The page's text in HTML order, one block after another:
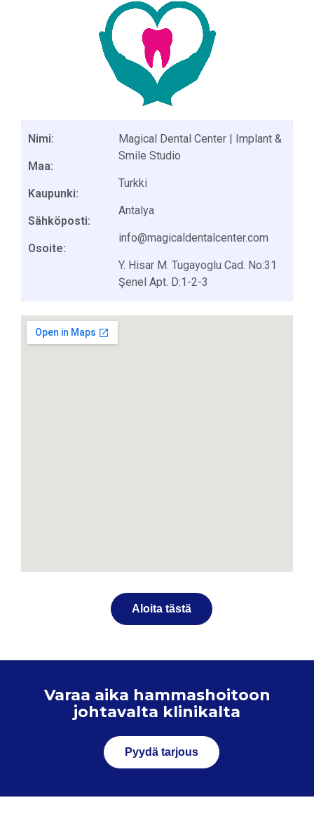
Nimi:
Maa:
Kaupunki:
Sähköposti:
Osoite:
Magical Dental Center | Implant &
Smile Studio
Turkki
Antalya
info@magicaldentalcenter.com
Y. Hisar M. Tugayoglu Cad. No:31
Şenel Apt. D:1-2-3
Aloita tästä
Varaa aika hammashoitoon
johtavalta klinikalta
Pyydä tarjous